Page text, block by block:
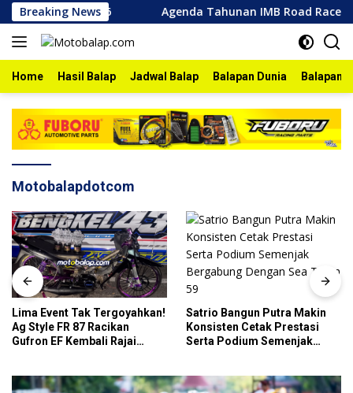
Skip
to
content
Breaking News
2026 Agenda Tahunan IMB Road Race
Home Hasil Balap Jadwal Balap Balapan Dunia Balapan
Motobalapdotcom
Lima Event Tak Tergoyahkan!
Ag Style FR 87 Racikan
Gufron EF Kembali Rajai
Satrio Bangun Putra Makin
Konsisten Cetak Prestasi
Serta Podium Semenjak